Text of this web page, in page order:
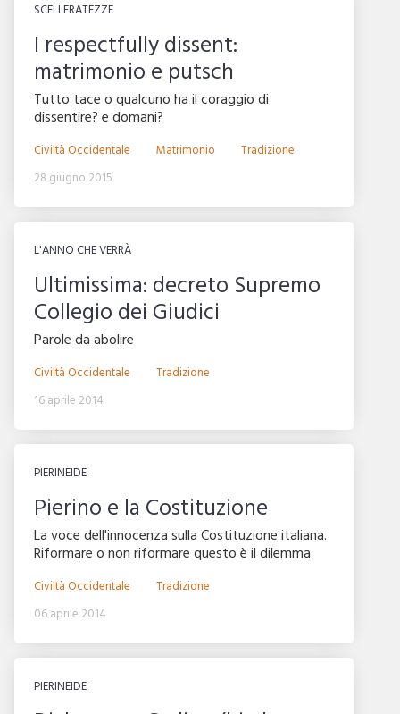
SCELLERATEZZE
I respectfully dissent:
matrimonio e putsch
Tutto tace o qualcuno ha il coraggio di
dissentire? e domani?
Civiltà Occidentale Matrimonio
Tradizione
28 giugno 2015
L'ANNO CHE VERRÀ
Ultimissima: decreto Supremo
Collegio dei Giudici
Parole da abolire
Civiltà Occidentale
Tradizione
16 aprile 2014
PIERINEIDE
Pierino e la Costituzione
La voce dell'innocenza sulla Costituzione italiana.
Riformare o non riformare questo è il dilemma
Civiltà Occidentale
Tradizione
06 aprile 2014
PIERINEIDE